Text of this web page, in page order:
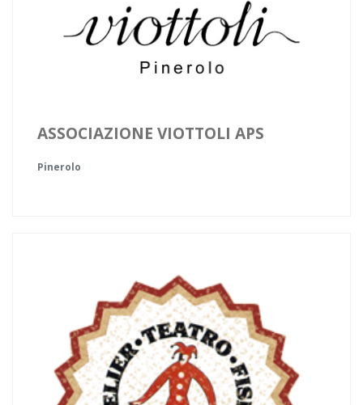
ASSOCIAZIONE VIOTTOLI APS
Pinerolo